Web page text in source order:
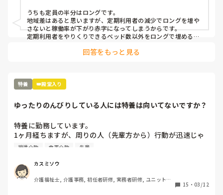
うちも定員の半分はロングです。
地域差はあると思いますが、定期利用者の減少でロングを増や
さないと稼働率が下がり赤字になってしまうからです。
定期利用者をやりくりできるベッド数以外をロングで埋めるん
ロングは需要があるようなのである程度選定して受け入れてま
回答をもっと見る
特養 👑殿堂入り
ゆったりのんびりしている人には特養は向いてないですか？
特養に勤務しています。
1ヶ月経ちますが、周りの人（先輩方から）行動が迅速じゃ
ない、ゆったりしている、のんびりしていると言われます。
ア、入浴の方のバイタル測定、9時までに終わらせて臥床さ
せる。入浴の方はフロアに待機、それが終わったら記録（手
書き）を10時までに終わらせて隣のユニットに行って陰部洗
排泄介助 食事介助 先輩
カスミソウ
介護福祉士, 介護事務, 初任者研修, 実務者研修, ユニット型
15 ・ 03/12